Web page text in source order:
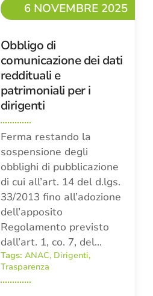
6 NOVEMBRE 2025
Obbligo di
comunicazione dei dati
reddituali e
patrimoniali per i
dirigenti
Ferma restando la
sospensione degli
obblighi di pubblicazione
di cui all’art. 14 del d.lgs.
33/2013 fino all’adozione
dell’apposito
Regolamento previsto
dall’art. 1, co. 7, del…
Tags: ANAC, Dirigenti,
Trasparenza